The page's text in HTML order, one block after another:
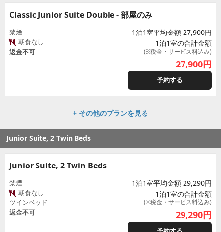
Classic Junior Suite Double - 部屋のみ
禁煙
朝食なし
返金不可
1泊1室平均金額 27,900円
1泊1室の合計金額
(※税金・サービス料込み)
27,900円
予約する
+ その他のプランを見る
Junior Suite, 2 Twin Beds
Junior Suite, 2 Twin Beds
禁煙
朝食なし
ツインベッド
返金不可
1泊1室平均金額 29,290円
1泊1室の合計金額
(※税金・サービス料込み)
29,290円